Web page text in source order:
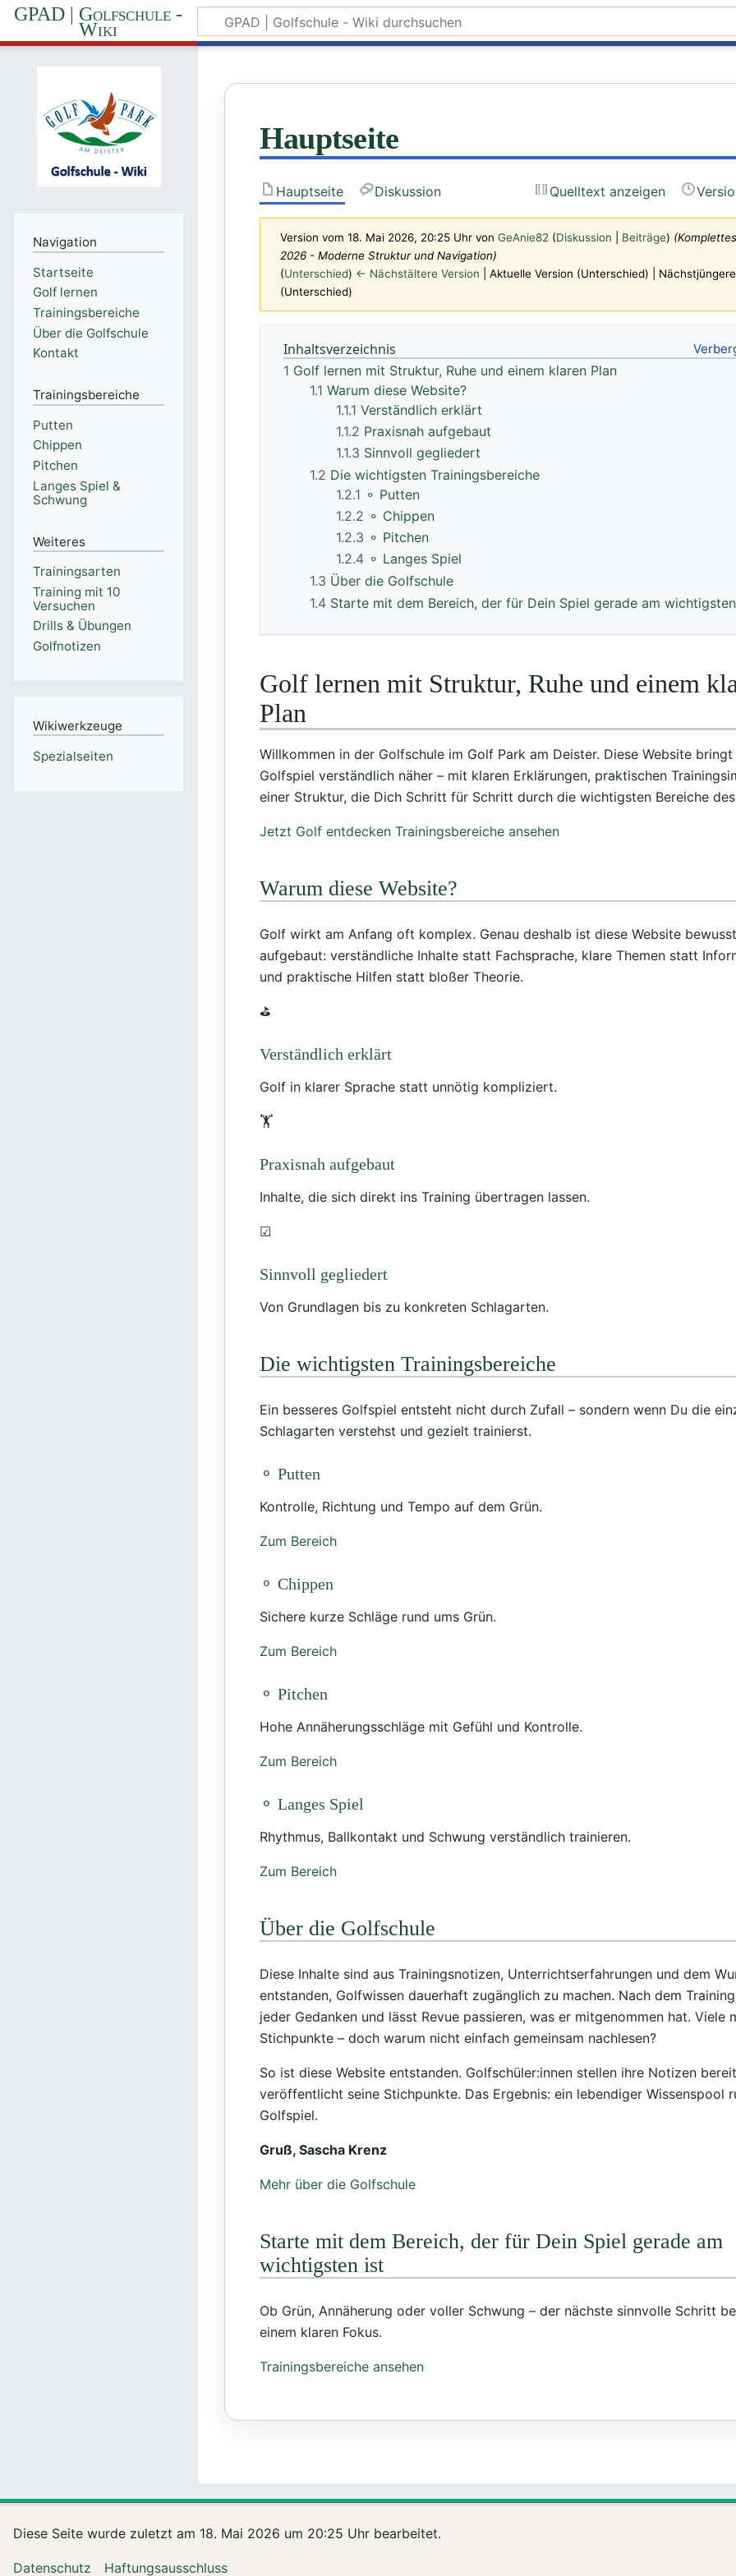
GPAD | Golfschule -
Wiki
Hauptseite
Hauptseite Diskussion Quelltext anzeigen
Version vom 18. Mai 2026, 20:25 Uhr von GeAnie82 (Diskussion Beiträge)
2026 - Moderne Struktur und Navigation)
(Unterschied) ← Nächstältere Version | Aktuelle Version (Unterschied) |
(Unterschied)
Inhaltsverzeichnis
1 Golf lernen mit Struktur, Ruhe und einem klaren Plan
1.1 Warum diese Website?
1.1.1 Verständlich erklärt
1.1.2 Praxisnah aufgebaut
1.1.3 Sinnvoll gegliedert
1.2 Die wichtigsten Trainingsbereiche
1.2.1 ⚬ Putten
1.2.2 ⚬ Chippen
1.2.3 ⚬ Pitchen
1.2.4 ⚬ Langes Spiel
1.3 Über die Golfschule
1.4 Starte mit dem Bereich, der für Dein Spiel gerade am
Golf lernen mit Struktur, Ruhe und einem
Plan
Willkommen in der Golfschule im Golf Park am Deister. Diese Website
Golfspiel verständlich näher – mit klaren Erklärungen, praktischen
einer Struktur, die Dich Schritt für Schritt durch die wichtigsten Bereiche
Jetzt Golf entdecken Trainingsbereiche ansehen
Warum diese Website?
Golf wirkt am Anfang oft komplex. Genau deshalb ist diese Website
aufgebaut: verständliche Inhalte statt Fachsprache, klare Themen statt
und praktische Hilfen statt bloßer Theorie.
⛳
Verständlich erklärt
Golf in klarer Sprache statt unnötig kompliziert.
🏋
Praxisnah aufgebaut
Inhalte, die sich direkt ins Training übertragen lassen.
☑
Sinnvoll gegliedert
Von Grundlagen bis zu konkreten Schlagarten.
Die wichtigsten Trainingsbereiche
Ein besseres Golfspiel entsteht nicht durch Zufall – sondern wenn Du die
Schlagarten verstehst und gezielt trainierst.
⚬ Putten
Kontrolle, Richtung und Tempo auf dem Grün.
Zum Bereich
⚬ Chippen
Sichere kurze Schläge rund ums Grün.
Zum Bereich
⚬ Pitchen
Hohe Annäherungsschläge mit Gefühl und Kontrolle.
Zum Bereich
⚬ Langes Spiel
Rhythmus, Ballkontakt und Schwung verständlich trainieren.
Zum Bereich
Über die Golfschule
Diese Inhalte sind aus Trainingsnotizen, Unterrichtserfahrungen und dem
entstanden, Golfwissen dauerhaft zugänglich zu machen. Nach dem
jeder Gedanken und lässt Revue passieren, was er mitgenommen hat. Viele
Stichpunkte – doch warum nicht einfach gemeinsam nachlesen?
So ist diese Website entstanden. Golfschüler:innen stellen ihre Notizen
veröffentlicht seine Stichpunkte. Das Ergebnis: ein lebendiger Wissenspool
Golfspiel.
Gruß, Sascha Krenz
Mehr über die Golfschule
Starte mit dem Bereich, der für Dein Spiel gerade am
wichtigsten ist
Ob Grün, Annäherung oder voller Schwung – der nächste sinnvolle Schritt
einem klaren Fokus.
Trainingsbereiche ansehen
Navigation
Startseite
Golf lernen
Trainingsbereiche
Über die Golfschule
Kontakt
Trainingsbereiche
Putten
Chippen
Pitchen
Langes Spiel &
Schwung
Weiteres
Trainingsarten
Training mit 10
Versuchen
Drills & Übungen
Golfnotizen
Wikiwerkzeuge
Spezialseiten
Diese Seite wurde zuletzt am 18. Mai 2026 um 20:25 Uhr bearbeitet.
Datenschutz Haftungsausschluss